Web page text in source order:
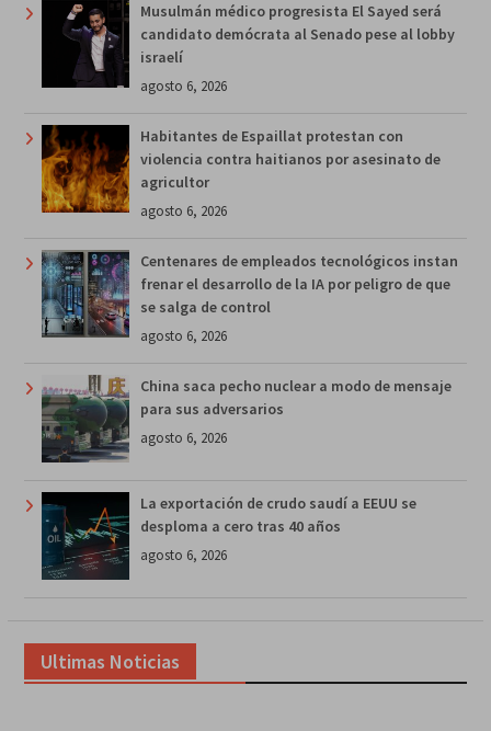
Musulmán médico progresista El Sayed será
candidato demócrata al Senado pese al lobby
israelí
agosto 6, 2026
Habitantes de Espaillat protestan con
violencia contra haitianos por asesinato de
agricultor
agosto 6, 2026
Centenares de empleados tecnológicos instan
frenar el desarrollo de la IA por peligro de que
se salga de control
agosto 6, 2026
China saca pecho nuclear a modo de mensaje
para sus adversarios
agosto 6, 2026
La exportación de crudo saudí a EEUU se
desploma a cero tras 40 años
agosto 6, 2026
Ultimas Noticias